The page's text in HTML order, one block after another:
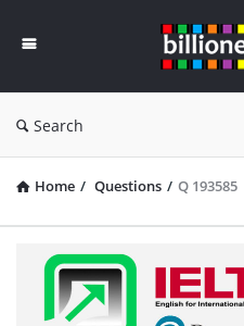
Essays
Search
Home / Questions / Q 193585